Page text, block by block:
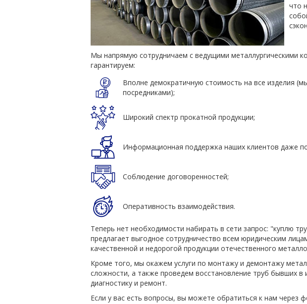
что
Мы напрямую сотрудничаем с ведущими металлургическими
гарантируем:
Вполне демократичную стоимость на все изделия
посредниками);
Широкий спектр прокатной продукции;
Информационная поддержка наших клиентов даже
Соблюдение договоренностей;
Оперативность взаимодействия.
Теперь нет необходимости набирать в сети запрос: "куплю
предлагает выгодное сотрудничество всем юридическим
качественной и недорогой продукции отечественного
Кроме того, мы окажем услуги по монтажу и демонтажу
сложности, а также проведем восстановление труб бывших в
диагностику и ремонт.
Если у вас есть вопросы, вы можете обратиться к нам через